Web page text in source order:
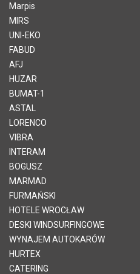
Marpis
MIRS
UNI-EKO
FABUD
AFJ
HUZAR
BUMAT-1
ASTAL
LORENCO
VIBRA
INTERAM
BOGUSZ
MARMAD
FURMAŃSKI
HOTELE WROCŁAW
DESKI WINDSURFINGOWE
WYNAJEM AUTOKARÓW
HURTEX
CATERING